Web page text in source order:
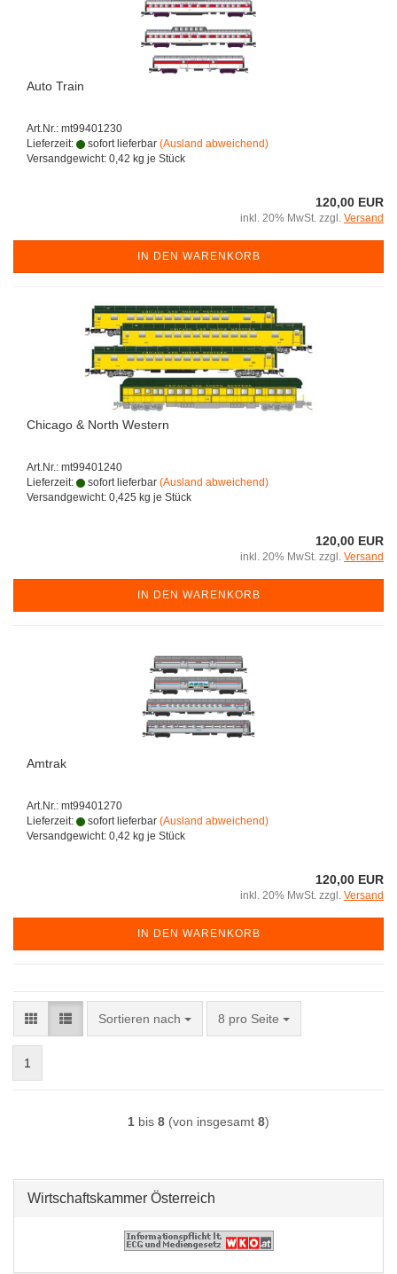
Auto Train
Art.Nr.: mt99401230
Lieferzeit:
sofort lieferbar (Ausland abweichend)
Versandgewicht: 0,42 kg je Stück
120,00 EUR
inkl. 20% MwSt. zzgl. Versand
IN DEN WARENKORB
Chicago & North Western
Art.Nr.: mt99401240
Lieferzeit:
sofort lieferbar (Ausland abweichend)
Versandgewicht: 0,425 kg je Stück
120,00 EUR
inkl. 20% MwSt. zzgl. Versand
IN DEN WARENKORB
Amtrak
Art.Nr.: mt99401270
Lieferzeit:
sofort lieferbar (Ausland abweichend)
Versandgewicht: 0,42 kg je Stück
120,00 EUR
inkl. 20% MwSt. zzgl. Versand
IN DEN WARENKORB
Sortieren nach
Sortieren nach 8 pro Seite
pro Seite
1
1 bis 8 (von insgesamt 8)
Wirtschaftskammer Österreich